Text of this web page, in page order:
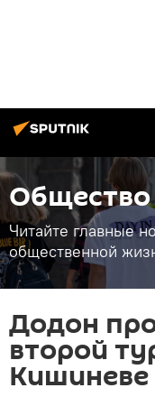
Общество
Читайте главные
общественной
Додон
второй
Кишиневе